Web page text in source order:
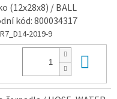
(12x28x8) / BALL
kód: 800034317
2019-9